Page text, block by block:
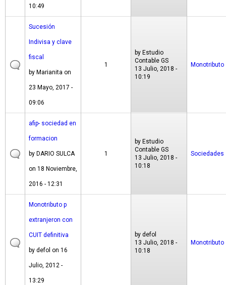
10:49
Sucesión
Indivisa y clave
fiscal
by Marianita on
23 Mayo, 2017 -
09:06
1
by Estudio
Contable GS
13 Julio, 2018 -
10:19
Monotributo
afip- sociedad en
formacion
by DARIO SULCA
on 18 Noviembre,
2016 - 12:31
1
by Estudio
Contable GS
13 Julio, 2018 -
10:18
Sociedades
Monotributo p
extranjeron con
CUIT definitiva
by defol on 16
Julio, 2012 -
13:29
by defol
13 Julio, 2018 -
10:18
Monotributo